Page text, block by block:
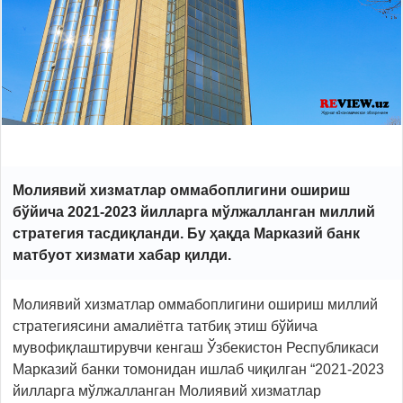
Молиявий хизматлар оммабоплигини ошириш
бўйича 2021-2023 йилларга мўлжалланган миллий
стратегия тасдиқланди. Бу ҳақда Марказий банк
матбуот хизмати хабар қилди.
Молиявий хизматлар оммабоплигини ошириш миллий
стратегиясини амалиётга татбиқ этиш бўйича
мувофиқлаштирувчи кенгаш Ўзбекистон Республикаси
Марказий банки томонидан ишлаб чиқилган “2021-2023
йилларга мўлжалланган Молиявий хизматлар